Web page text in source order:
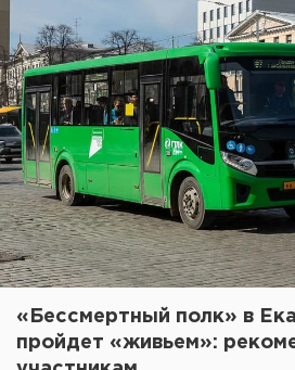
«Бессмертный полк» в
пройдет «живьем»: